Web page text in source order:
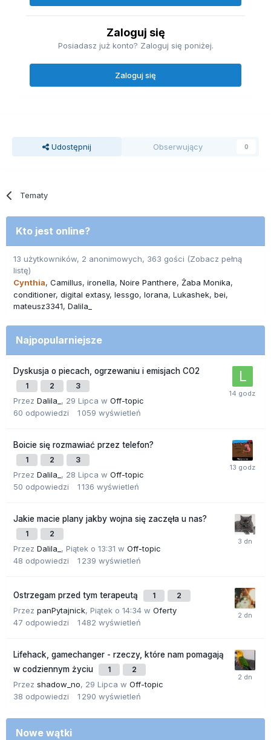
Zaloguj się
Posiadasz już konto? Zaloguj się poniżej.
Zaloguj się
Udostępnij Obserwujący 0
Tematy
Kto jest online?
13 użytkowników, 2 anonimowych, 363 gości (Zobacz pełną
listę)
Cynthia Camillus ironella Noire Panthere Żaba Monika
conditioner digital extasy lessgo lorana Lukashek bei
mateusz3341 Dalila_
Najpopularniejsze
Dyskusja o piecach, ogrzewaniu i emisjach CO2
1 2 3
Przez Dalila_ , 29 Lipca w Off-topic
60 odpowiedzi 1 059 wyświetleń
Boicie się rozmawiać przez telefon?
1 2 3
Przez Dalila_ , 28 Lipca w Off-topic
50 odpowiedzi 1 136 wyświetleń
Jakie macie plany jakby wojna się zaczęła u nas?
1 2
Przez Dalila_ , Piątek o 13:31 w Off-topic
48 odpowiedzi 1 239 wyświetleń
Ostrzegam przed tym terapeutą 1 2
Przez panPytajnick, Piątek o 14:34 w Oferty
47 odpowiedzi 1 482 wyświetleń
Lifehack, gamechanger - rzeczy, które nam pomagają
w codziennym życiu
1 2
Przez shadow_no, 29 Lipca w Off-topic
38 odpowiedzi 1 290 wyświetleń
Nowe wątki